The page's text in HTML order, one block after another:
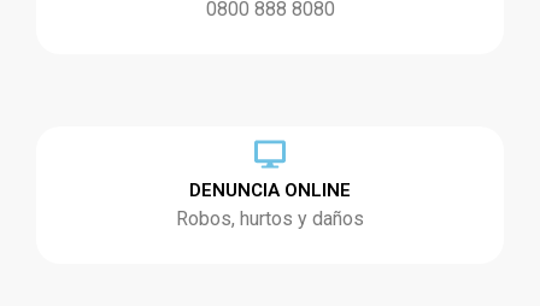
0800 888 8080
DENUNCIA ONLINE
Robos, hurtos y daños